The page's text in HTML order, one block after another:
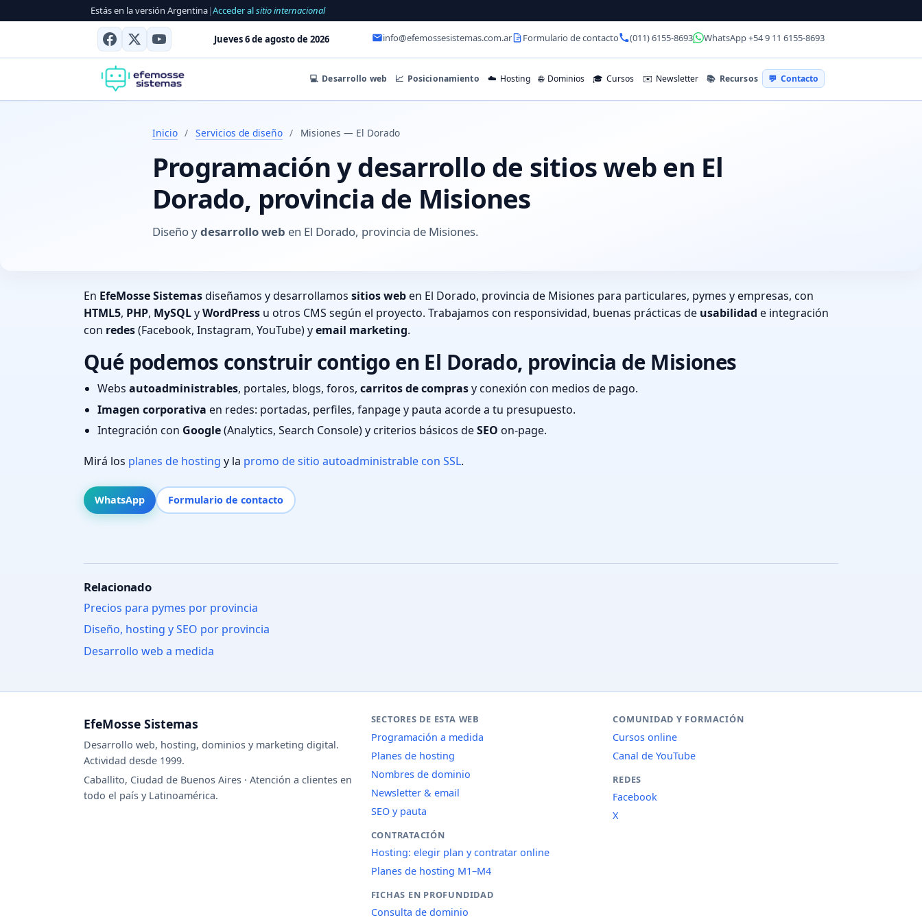
Estás en la versión Argentina|Acceder alsitio internacional
Jueves 6 de agosto de 2026 info@efemossesistemas.com.ar Formulario de contacto (011) 6155-8693 WhatsApp +54 9 11 6155-8693
💻 Desarrollo web 📈 Posicionamiento ☁️ Hosting 🌐 Dominios 🎓 Cursos ✉️ Newsletter 📚 Recursos 💬 Contacto
Inicio / Servicios de diseño / Misiones — El Dorado
Programación y desarrollo de sitios web en El
Dorado, provincia de Misiones
Diseño ydesarrollo web en El Dorado, provincia de Misiones.
En EfeMosse Sistemasdiseñamos y desarrollamos sitios weben El Dorado, provincia de Misiones para particulares, pymes y empresas, con
HTML5, PHP, MySQLyWordPress u otros CMS según el proyecto. Trabajamos con responsividad, buenas prácticas de usabilidad e integración
con redes(Facebook, Instagram, YouTube) yemail marketing.
Qué podemos construir contigo en El Dorado, provincia de Misiones
Webs autoadministrables, portales, blogs, foros, carritos de comprasy conexión con medios de pago.
Imagen corporativa en redes: portadas, perfiles, fanpage y pauta acorde a tu presupuesto.
Integración con Google(Analytics, Search Console) y criterios básicos deSEO on-page.
Mirá los planes de hosting y la promo de sitio autoadministrable con SSL.
WhatsApp Formulario de contacto
Relacionado
Precios para pymes por provincia
Diseño, hosting y SEO por provincia
Desarrollo web a medida
EfeMosse Sistemas
Desarrollo web, hosting, dominios y marketing digital.
Actividad desde 1999.
Caballito, Ciudad de Buenos Aires · Atención a clientes en
todo el país y Latinoamérica.
SECTORES DE ESTA WEB
Programación a medida
Planes de hosting
Nombres de dominio
Newsletter & email
SEO y pauta
CONTRATACIÓN
Hosting: elegir plan y contratar online
Planes de hosting M1–M4
FICHAS EN PROFUNDIDAD
Consulta de dominio
COMUNIDAD Y FORMACIÓN
Cursos online
Canal de YouTube
REDES
Facebook
X